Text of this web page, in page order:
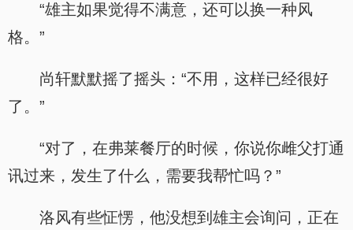
“雄主如果觉得不满意，还可以换一种风
格。”
尚轩默默摇了摇头：“不用，这样已经很好
了。”
“对了，在弗莱餐厅的时候，你说你雌父打通
讯过来，发生了什么，需要我帮忙吗？”
洛风有些怔愣，他没想到雄主会询问，正在